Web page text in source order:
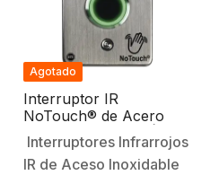
Agotado
Interruptor IR
NoTouch® de Acero
Inoxidable, Salida Única,
SALIDA
Interruptores Infrarrojos
IR de Aceso Inoxidable